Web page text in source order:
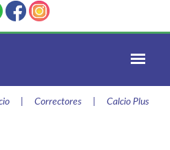
Correctores Calcio Plus